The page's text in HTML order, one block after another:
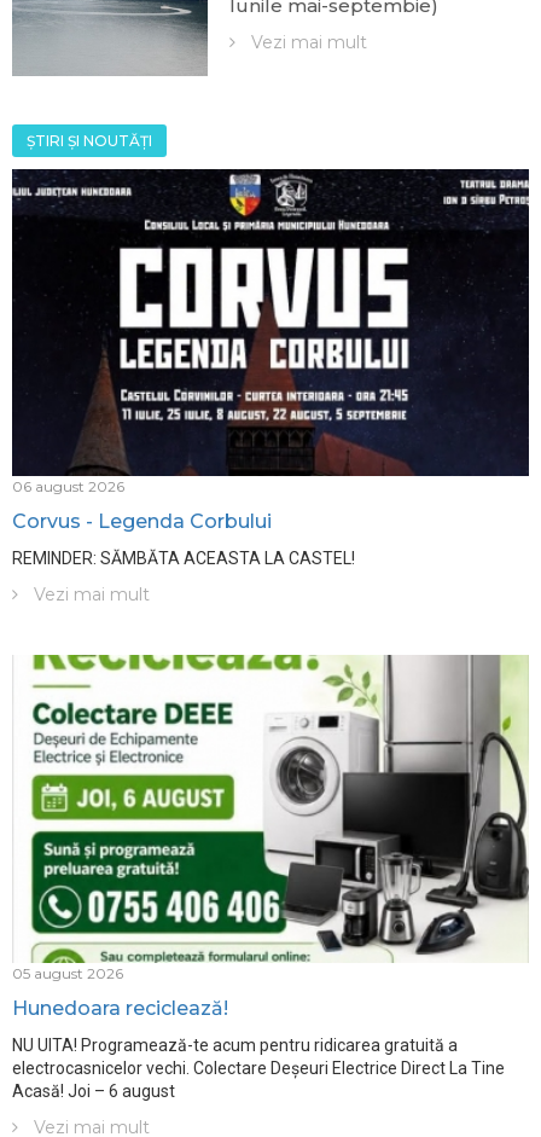
lunile mai-septembie)
Vezi mai mult
ȘTIRI ȘI NOUTĂȚI
06 august 2026
Corvus - Legenda Corbului
REMINDER: SĂMBĂTA ACEASTA LA CASTEL!
Vezi mai mult
05 august 2026
Hunedoara reciclează!
NU UITA! Programează-te acum pentru ridicarea gratuită a
electrocasnicelor vechi. Colectare Deșeuri Electrice Direct La Tine
Acasă! Joi – 6 august
Vezi mai mult